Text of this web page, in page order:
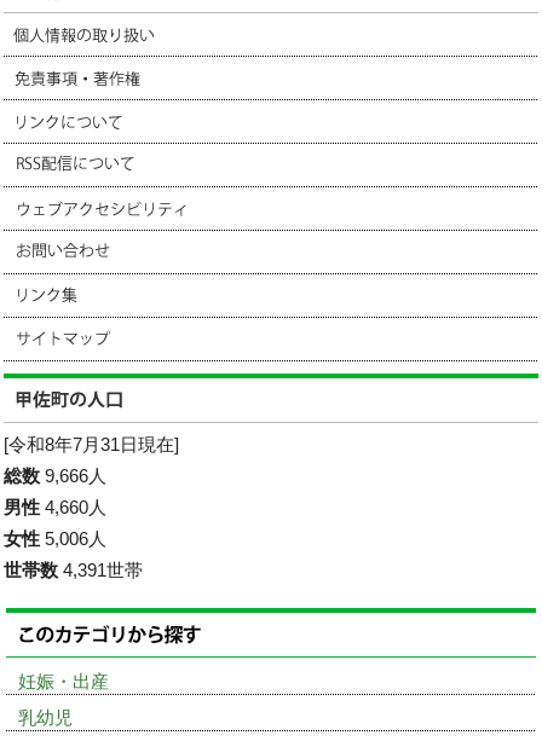
[令和8年7月31日現在]
総数 9,666人
男性 4,660人
女性 5,006人
世帯数 4,391世帯
妊娠・出産
乳幼児